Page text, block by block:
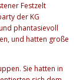
Festzelt
der KG
phantasievoll
und hatten große
Sie hatten in